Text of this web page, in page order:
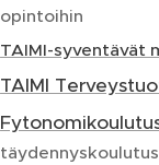
opintoihin
TAIMI-syventävät
TAIMI